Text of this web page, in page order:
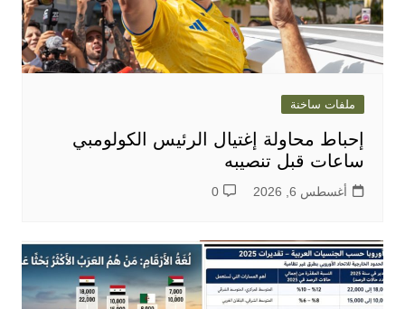
ملفات ساخنة
إحباط محاولة إغتيال الرئيس الكولومبي
ساعات قبل تنصيبه
أغسطس 6, 2026 0